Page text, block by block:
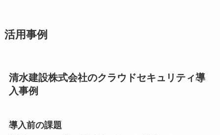
活用事例
清水建設株式会社のクラウドセキュリティ導
入事例
導入前の課題